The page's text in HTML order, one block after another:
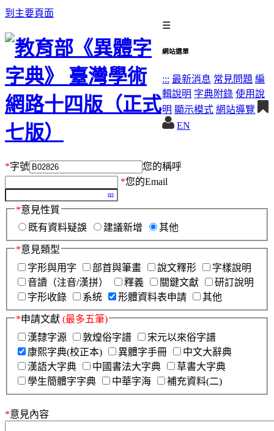
到主要頁面
☰
網站選單
::: 最新消息 常見問題 編
輯說明 字典附錄 使用說
明 顯示模式 網站導覽
EN
*字號
您的稱呼
*您的Email
*意見性質
既有資料疑誤
建議新增 其他
*意見類型
字形與用字
部首與筆畫 說文釋形
字樣說明
音讀（注音/漢拼）
釋義 關鍵文獻
研訂說明
字形收錄
系統 形體資料表申請 其他
*申請文獻 (最多五筆)
漢隸字源
敦煌俗字譜
宋元以來俗字譜
康熙字典(校正本)
異體字手冊
中文大辭典
漢語大字典
中國書法大字典
草書大字典
學生簡體字字典
中華字海 補充資料(二)
*意見內容